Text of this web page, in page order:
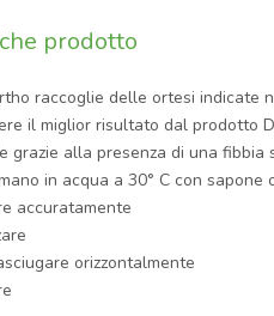
prodotto
raccoglie delle ortesi indicate
il miglior risultato dal prodotto
grazie alla presenza di una fibbia
in acqua a 30° C con sapone
accuratamente
orizzontalmente